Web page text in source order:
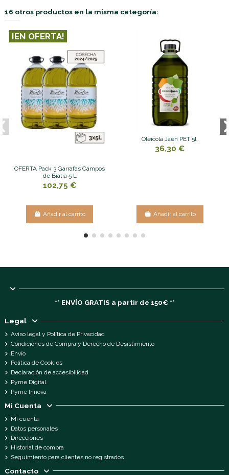
16 otros productos en la misma categoría:
¡EN OFERTA!
OFERTA Pack 3 Garrafas Campos
de Biatia 5 L
102,75 €
Añadir al carrito
Oleícola Jaén PET 5l.
36,30 €
Añadir al carrito
** ENVÍO GRATIS a partir de 150€ **
Legal
Aviso legal y Política de Privacidad
Condiciones de Compra y Derecho de Desistimiento
Envío
Política de Cookies
Declaración de accesibilidad
Pyme Digital
Pyme Innova
Mi Cuenta
Mi cuenta
Datos personales
Direcciones
Historial de compra
Seguimiento para clientes no registrados
Contacto